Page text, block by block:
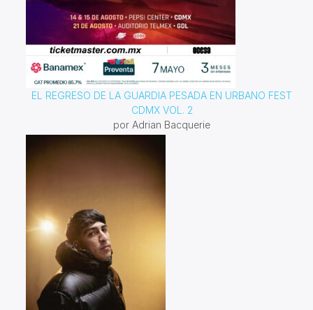
EL REGRESO DE LA GUARDIA PESADA EN URBANO FEST
CDMX VOL. 2
por Adrian Bacquerie